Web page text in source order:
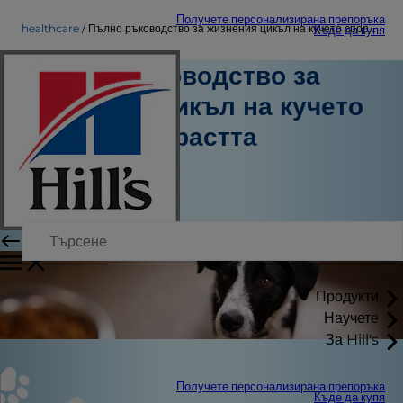
Получете персонализирана препоръка
Къде да купя
Продукти
Научете
За Hill's
Получете персонализирана препоръка
Къде да купя
healthcare Пълно ръководство за жизнения цикъл на кучето според възрастта
Пълно ръководство за
жизнения цикъл на кучето
според възрастта
Healthcare
Персонален автор
|